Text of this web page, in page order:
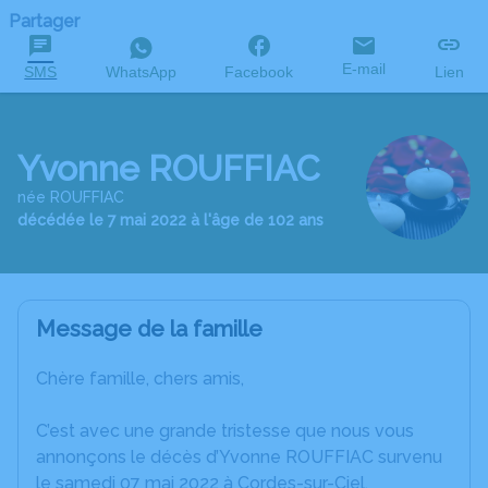
Partager
SMS WhatsApp Facebook E-mail Lien
Yvonne ROUFFIAC
née ROUFFIAC
décédée le 7 mai 2022 à l'âge de 102 ans
Message de la famille
Chère famille, chers amis,
C’est avec une grande tristesse que nous vous
annonçons le décès d’Yvonne ROUFFIAC survenu
le samedi 07 mai 2022 à Cordes-sur-Ciel.